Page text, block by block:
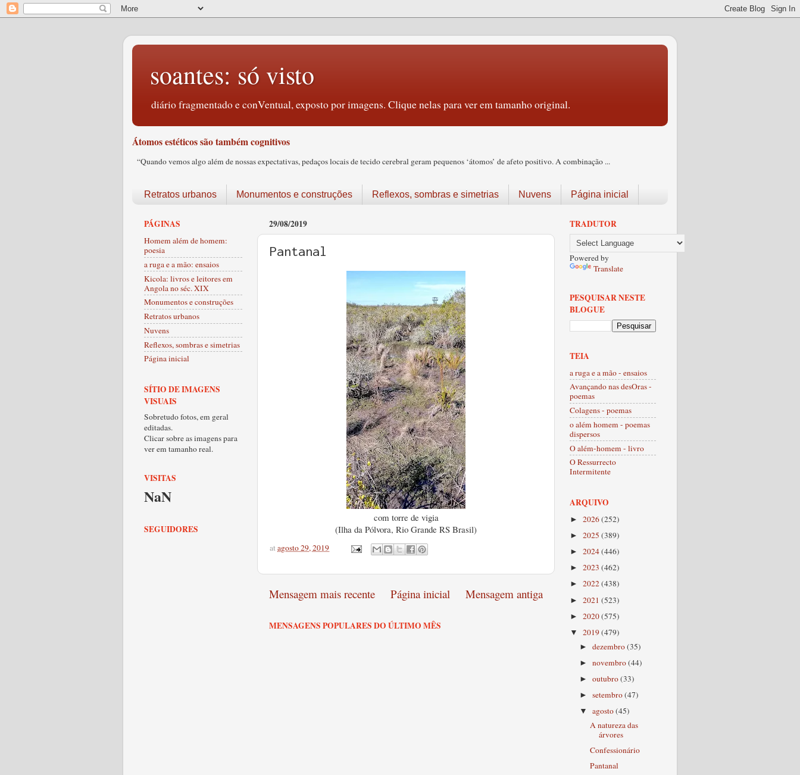
soantes: só visto
diário fragmentado e conVentual, exposto por imagens. Clique nelas para ver em tamanho original.
Átomos estéticos são também cognitivos
“Quando vemos algo além de nossas expectativas, pedaços locais de tecido cerebral geram pequenos ‘átomos’ de afeto positivo. A combinação ...
Retratos urbanos Monumentos e construções Reflexos, sombras e simetrias Nuvens Página inicial
29/08/2019
Pantanal
com torre de vigia
(Ilha da Pólvora, Rio Grande RS Brasil)
atagosto 29, 2019
Mensagem mais recente Mensagem antiga
Página inicial
MENSAGENS POPULARES DO ÚLTIMO MÊS
PÁGINAS
Homem além de homem:
poesia
a ruga e a mão: ensaios
Kicola: livros e leitores em
Angola no séc. XIX
Monumentos e construções
Retratos urbanos
Nuvens
Reflexos, sombras e simetrias
Página inicial
SÍTIO DE IMAGENS
VISUAIS
Sobretudo fotos, em geral
editadas.
Clicar sobre as imagens para
ver em tamanho real.
VISITAS
NaN
SEGUIDORES
TRADUTOR
Powered by
Translate
PESQUISAR NESTE
BLOGUE
TEIA
a ruga e a mão - ensaios
Avançando nas desOras -
poemas
Colagens - poemas
o além homem - poemas
dispersos
O além-homem - livro
O Ressurrecto
Intermitente
ARQUIVO
► 2026(252)
► 2025 (389)
► 2024(446)
► 2023 (462)
► 2022(438)
► 2021 (523)
► 2020(575)
▼ 2019(479)
►dezembro(35)
►novembro(44)
►outubro(33)
►setembro(47)
▼agosto(45)
A natureza das
árvores
Confessionário
Pantanal